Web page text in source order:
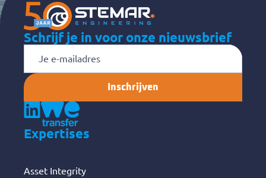
Schrijf je in voor onze nieuwsbrief
mailadres
Expertises
Asset Integrity